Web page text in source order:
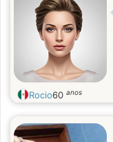
Rocio60 anos